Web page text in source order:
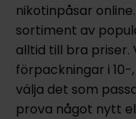
nikotinpåsar
sortiment av
alltid till bra priser.
förpackningar i
välja det som
prova något nytt